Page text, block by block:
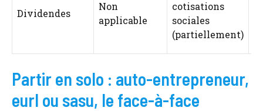
Dividendes
Non
applicable
cotisations
sociales
(partiellement)
Partir en solo : auto-entrepreneur,
eurl ou sasu, le face-à-face